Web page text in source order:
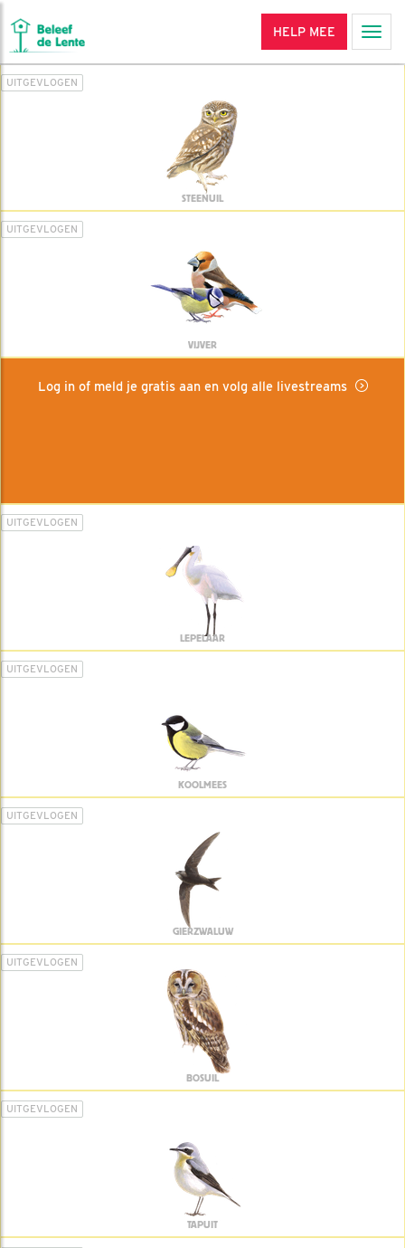
HELP MEE
UITGEVLOGEN
STEENUIL
UITGEVLOGEN
VIJVER
Log in of meld je gratis aan en volg alle livestreams
UITGEVLOGEN
LEPELAAR
UITGEVLOGEN
KOOLMEES
UITGEVLOGEN
GIERZWALUW
UITGEVLOGEN
BOSUIL
UITGEVLOGEN
TAPUIT